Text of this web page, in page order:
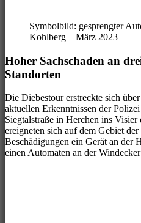
Symbolbild: gesprengter
Kohlberg – März 2023
Hoher Sachschaden an
Standorten
Die Diebestour erstreckte sich
aktuellen Erkenntnissen der
Siegtalstraße in Herchen ins
ereigneten sich auf dem Gebiet
Beschädigungen ein Gerät an der
einen Automaten an der